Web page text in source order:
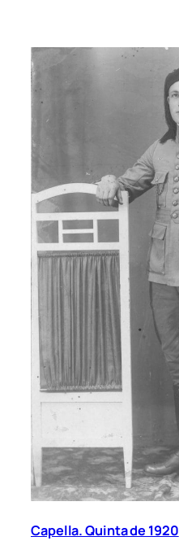
Capella. Quinta de 1920